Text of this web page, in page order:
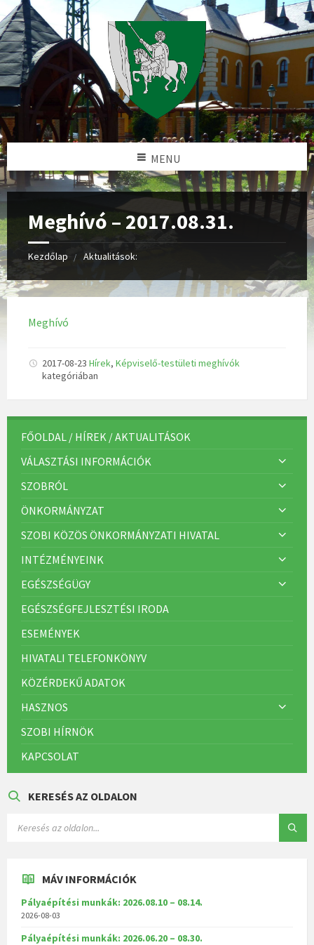
MENU
Meghívó – 2017.08.31.
Kezdőlap Aktualitások:
Meghívó
2017-08-23 Hírek, Képviselő-testületi meghívók
kategóriában
FŐOLDAL / HÍREK / AKTUALITÁSOK
VÁLASZTÁSI INFORMÁCIÓK
SZOBRÓL
ÖNKORMÁNYZAT
SZOBI KÖZÖS ÖNKORMÁNYZATI HIVATAL
INTÉZMÉNYEINK
EGÉSZSÉGÜGY
EGÉSZSÉGFEJLESZTÉSI IRODA
ESEMÉNYEK
HIVATALI TELEFONKÖNYV
KÖZÉRDEKŰ ADATOK
HASZNOS
SZOBI HÍRNÖK
KAPCSOLAT
KERESÉS AZ OLDALON
MÁV INFORMÁCIÓK
Pályaépítési munkák: 2026.08.10 – 08.14.
2026-08-03
Pályaépítési munkák: 2026.06.20 – 08.30.